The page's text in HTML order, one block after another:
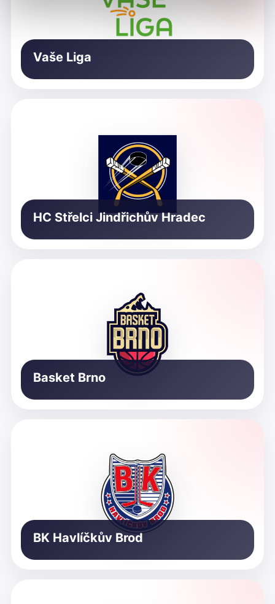
Vaše Liga
HC Střelci Jindřichův Hradec
Basket Brno
BK Havlíčkův Brod